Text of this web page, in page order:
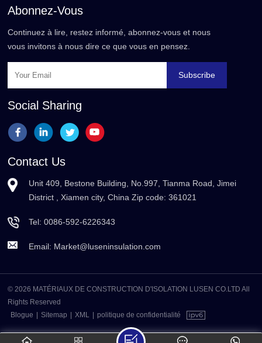
Abonnez-Vous
Continuez à lire, restez informé, abonnez-vous et nous
vous invitons à nous dire ce que vous en pensez.
Subscribe
Social Sharing
Contact Us
Unit 409, Bestone Building, No.997, Tianma Road, Jimei
District , Xiamen city, China Zip code: 361021
Tel:0086-592-6226343
Email: Market@luseninsulation.com
© 2026 MATÉRIAUX DE CONSTRUCTION D'ISOLATION LUSEN CO.LTD All
Rights Reserved
Blogue
Sitemap XML politique de confidentialité